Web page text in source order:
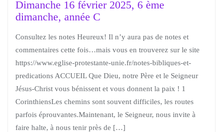
Dimanche 16 février 2025, 6 ème
dimanche, année C
Consultez les notes Heureux! Il n’y aura pas de notes et
commentaires cette fois…mais vous en trouverez sur le site
https://www.eglise-protestante-unie.fr/notes-bibliques-et-
predications ACCUEIL Que Dieu, notre Père et le Seigneur
Jésus-Christ vous bénissent et vous donnent la paix ! 1
CorinthiensLes chemins sont souvent difficiles, les routes
parfois éprouvantes.Maintenant, le Seigneur, nous invite à
faire halte, à nous tenir près de […]